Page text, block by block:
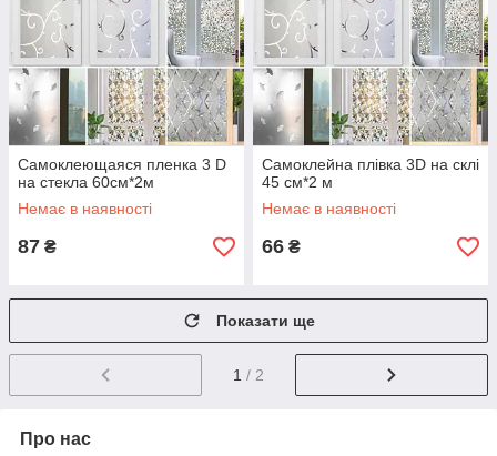
Самоклеющаяся пленка 3 D
на стекла 60см*2м
Немає в наявності
87 ₴
Самоклейна плівка 3D на склі
45 см*2 м
Немає в наявності
66 ₴
Показати ще
1 / 2
Про нас